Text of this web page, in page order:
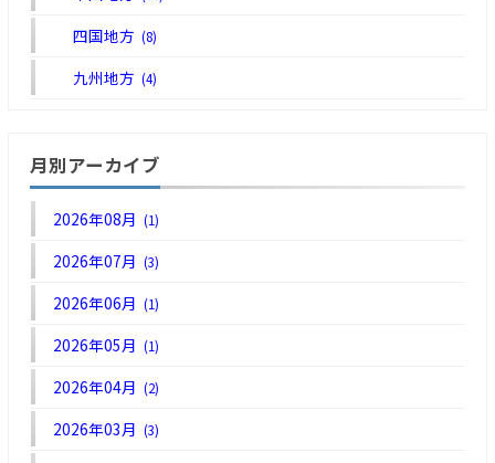
四国地方(8)
九州地方(4)
月別アーカイブ
2026年08月(1)
2026年07月(3)
2026年06月(1)
2026年05月(1)
2026年04月(2)
2026年03月(3)